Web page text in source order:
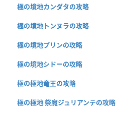
極の境地カンダタの攻略
極の境地トンヌラの攻略
極の境地プリンの攻略
極の境地シドーの攻略
極の極地竜王の攻略
極の極地 祭魔ジュリアンテの攻略